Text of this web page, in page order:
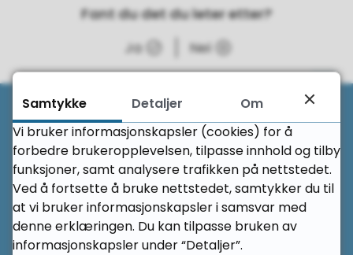
Fant du det du leter etter?
Ja
Nei
Her finner du oss
Spjelkavik vidaregåande skole
Nedre Langhaugen 32
6011 Ålesund
Til
Samtykke Detaljer
Om
Vi bruker informasjonskapsler (cookies) for å
forbedre brukeropplevelsen, tilpasse innhold og tilby
funksjoner, samt analysere trafikken på nettstedet.
Ved å fortsette å bruke nettstedet, samtykker du til
at vi bruker informasjonskapsler i samsvar med
denne erklæringen. Du kan tilpasse bruken av
informasjonskapsler under “Detaljer”.